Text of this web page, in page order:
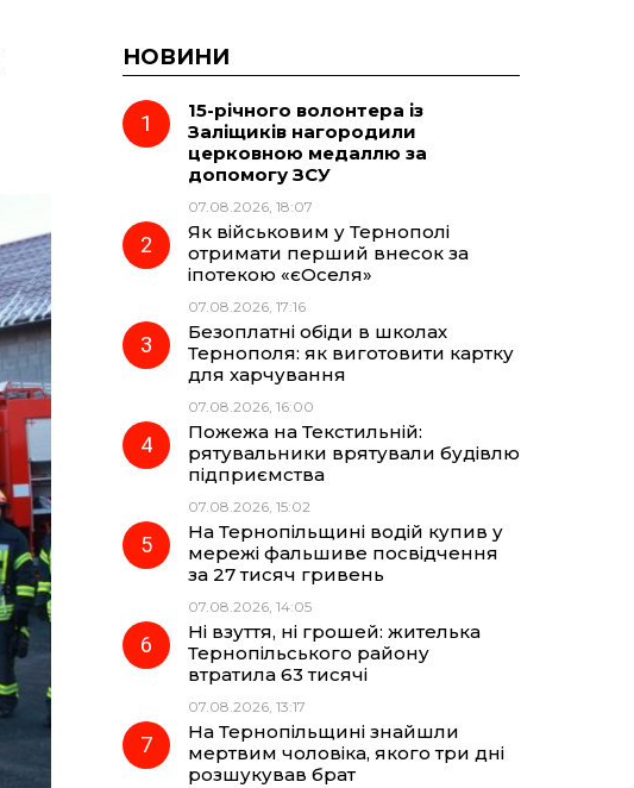
НОВИНИ
15-річного волонтера із
Заліщиків нагородили
церковною медаллю за
допомогу ЗСУ
07.08.2026, 18:07
Як військовим у Тернополі
отримати перший внесок за
іпотекою «єОселя»
07.08.2026, 17:16
Безоплатні обіди в школах
Тернополя: як виготовити картку
для харчування
07.08.2026, 16:00
Пожежа на Текстильній:
рятувальники врятували будівлю
підприємства
07.08.2026, 15:02
На Тернопільщині водій купив у
мережі фальшиве посвідчення
за 27 тисяч гривень
07.08.2026, 14:05
Ні взуття, ні грошей: жителька
Тернопільського району
втратила 63 тисячі
07.08.2026, 13:17
На Тернопільщині знайшли
мертвим чоловіка, якого три дні
розшукував брат